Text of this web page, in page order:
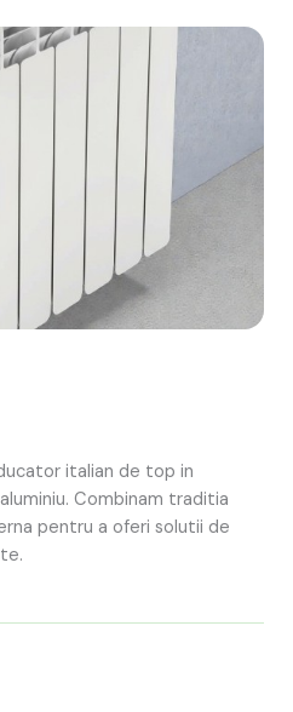
italian de top in
Combinam traditia
pentru a oferi solutii de